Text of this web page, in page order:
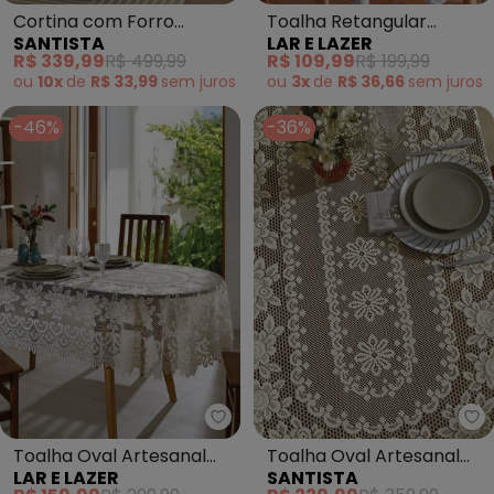
Cortina com Forro
Marfim 3.50m X 2.50m
SANTISTA
R$ 339,99R$ 499,99
ou 10x de R$ 33,99 sem juros
Toalha Retangular
Desert 1.50m X 2.20m
LAR E LAZER
R$ 109,99R$ 199,99
ou 3x de R$ 36,66 sem juros
-46%
Lar e Lazer - Toalha Oval
Toalha Oval Artesanal
Cru Gardênia 1.30m X
LAR E LAZER
-36%
Toalha Oval Artesanal
Bege Gardênia
SANTISTA